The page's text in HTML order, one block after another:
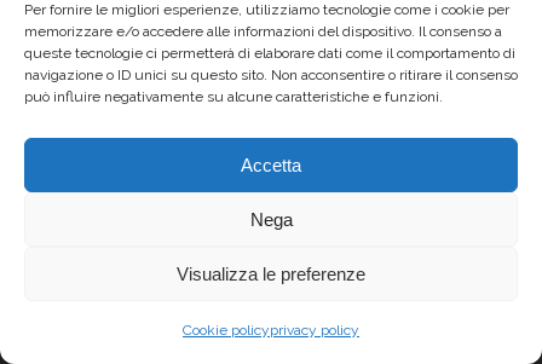
Per fornire le migliori esperienze, utilizziamo tecnologie come i cookie per
memorizzare e/o accedere alle informazioni del dispositivo. Il consenso a
queste tecnologie ci permetterà di elaborare dati come il comportamento di
navigazione o ID unici su questo sito. Non acconsentire o ritirare il consenso
può influire negativamente su alcune caratteristiche e funzioni.
Accetta
Nega
Visualizza le preferenze
Cookie policyprivacy policy